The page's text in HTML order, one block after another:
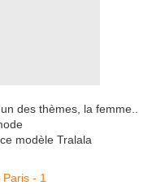
des thèmes, la femme..
modèle Tralala